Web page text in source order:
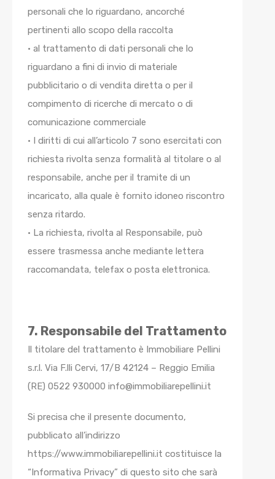
personali che lo riguardano, ancorché
pertinenti allo scopo della raccolta
• al trattamento di dati personali che lo
riguardano a fini di invio di materiale
pubblicitario o di vendita diretta o per il
compimento di ricerche di mercato o di
comunicazione commerciale
• I diritti di cui all’articolo 7 sono esercitati con
richiesta rivolta senza formalità al titolare o al
responsabile, anche per il tramite di un
incaricato, alla quale è fornito idoneo riscontro
senza ritardo.
• La richiesta, rivolta al Responsabile, può
essere trasmessa anche mediante lettera
raccomandata, telefax o posta elettronica.
7. Responsabile del Trattamento
Il titolare del trattamento è Immobiliare Pellini
s.r.l. Via F.lli Cervi, 17/B 42124 – Reggio Emilia
(RE) 0522 930000 info@immobiliarepellini.it
Si precisa che il presente documento,
pubblicato all’indirizzo
https://www.immobiliarepellini.it costituisce la
“Informativa Privacy” di questo sito che sarà